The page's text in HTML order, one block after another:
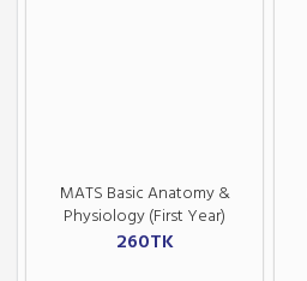
MATS Basic Anatomy &
Physiology (First Year)
260TK